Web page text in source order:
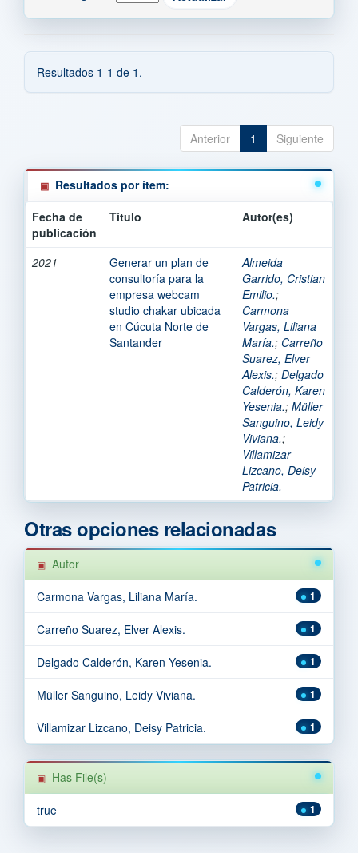
Resultados 1-1 de 1.
Anterior 1 Siguiente
Resultados por ítem:
Fecha de
publicación
Título Autor(es)
2021
Generar un plan de
consultoría para la
empresa webcam
studio chakar ubicada
en Cúcuta Norte de
Santander
Almeida
Garrido, Cristian
Emilio.;
Carmona
Vargas, Liliana
María.; Carreño
Suarez, Elver
Alexis.; Delgado
Calderón, Karen
Yesenia.; Müller
Sanguino, Leidy
Viviana.;
Villamizar
Lizcano, Deisy
Patricia.
Otras opciones relacionadas
Autor
1
Carmona Vargas, Liliana María.
1
Carreño Suarez, Elver Alexis.
1
Delgado Calderón, Karen Yesenia.
1
Müller Sanguino, Leidy Viviana.
1
Villamizar Lizcano, Deisy Patricia.
Has File(s)
1
true